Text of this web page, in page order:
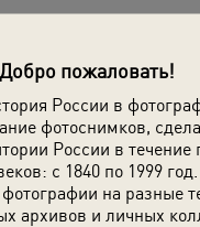
Добро пожаловать!
России в
фотоснимков,
России в течение
с 1840 по 1999
фотографии на разные
архивов и личных